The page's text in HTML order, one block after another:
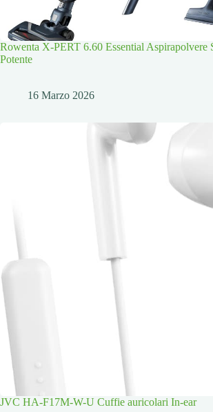
Rowenta X-PERT 6.60 Essential Aspirapolvere
Potente
16 Marzo 2026
JVC HA-F17M-W-U Cuffie auricolari In-ear